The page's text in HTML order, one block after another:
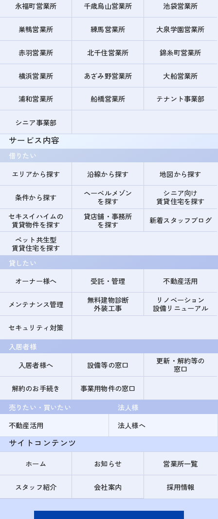
永福町営業所 千歳烏山営業所 池袋営業所
巣鴨営業所 練馬営業所 大泉学園営業所
赤羽営業所 北千住営業所 錦糸町営業所
横浜営業所 あざみ野営業所 大船営業所
浦和営業所 船橋営業所 テナント事業部
シニア事業部
サービス内容
借りたい
エリアから探す
沿線から探す 地図から探す
条件から探す
ヘーベルメゾン
を探す
シニア向け
賃貸住宅を探す
セキスイハイムの
賃貸物件を探す
貸店舗・事務所
を探す
新着スタッフブログ
ペット共生型
賃貸住宅を探す
貸したい
オーナー様へ
受託・管理 不動産活用
メンテナンス管理
無料建物診断
外装工事
リノベーション
設備リニューアル
セキュリティ対策
入居者様
入居者様へ
設備等の窓口
更新・解約等の
窓口
解約のお手続き
事業用物件の窓口
売りたい・買いたい
不動産活用
法人様
法人様へ
サイトコンテンツ
ホーム お知らせ 営業所一覧
スタッフ紹介 会社案内 採用情報